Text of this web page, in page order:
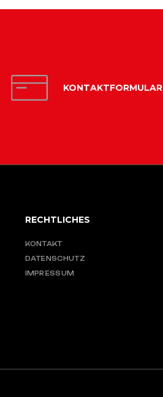
KONTAKTFORMULAR
RECHTLICHES
KONTAKT
DATENSCHUTZ
IMPRESSUM